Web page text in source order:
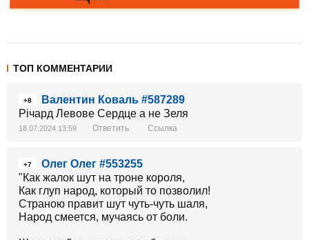
ТОП КОММЕНТАРИИ
+8
Валентин Коваль #587289
Річард Левове Сердце а не Зеля
18.07.2024 13:59 Ответить Ссылка
+7
Олег Олег #553255
"Как жалок шут на троне короля,
Как глуп народ, который то позволил!
Страною правит шут чуть-чуть шаля,
Народ смеется, мучаясь от боли.